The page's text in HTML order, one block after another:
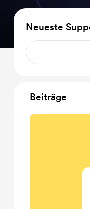
Neueste
Beiträge